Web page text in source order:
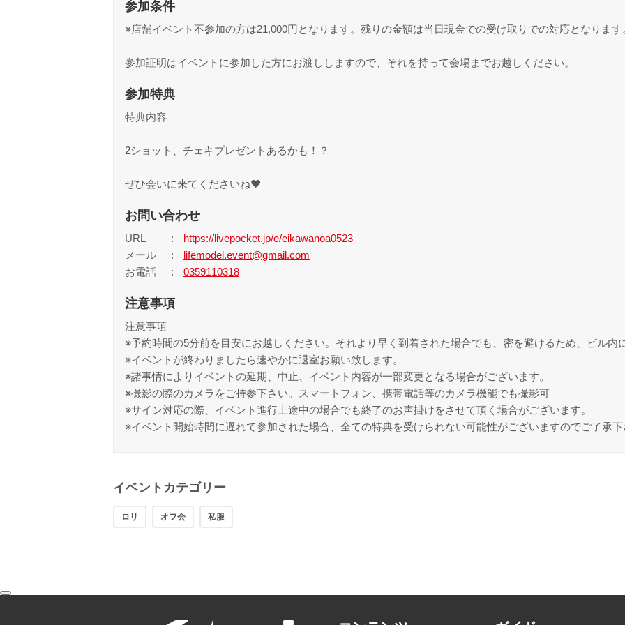
参加条件
※店舗イベント不参加の方は21,000円となります。残りの金額は当日現金での受け取りでの対応となります
参加証明はイベントに参加した方にお渡ししますので、それを持って会場までお越しください。
参加特典
特典内容
2ショット、チェキプレゼントあるかも！？
ぜひ会いに来てくださいね❤
お問い合わせ
URL
https://livepocket.jp/e/eikawanoa0523
メール
lifemodel.event@gmail.com
お電話
0359110318
注意事項
注意事項
※予約時間の5分前を目安にお越しください。それより早く到着された場合でも、密を避けるため、ビル内
※イベントが終わりましたら速やかに退室お願い致します。
※諸事情によりイベントの延期、中止、イベント内容が一部変更となる場合がございます。
※撮影の際のカメラをご持参下さい。スマートフォン、携帯電話等のカメラ機能でも撮影可
※サイン対応の際、イベント進行上途中の場合でも終了のお声掛けをさせて頂く場合がございます。
※イベント開始時間に遅れて参加された場合、全ての特典を受けられない可能性がございますのでご了承
イベントカテゴリー
ロリ オフ会 私服